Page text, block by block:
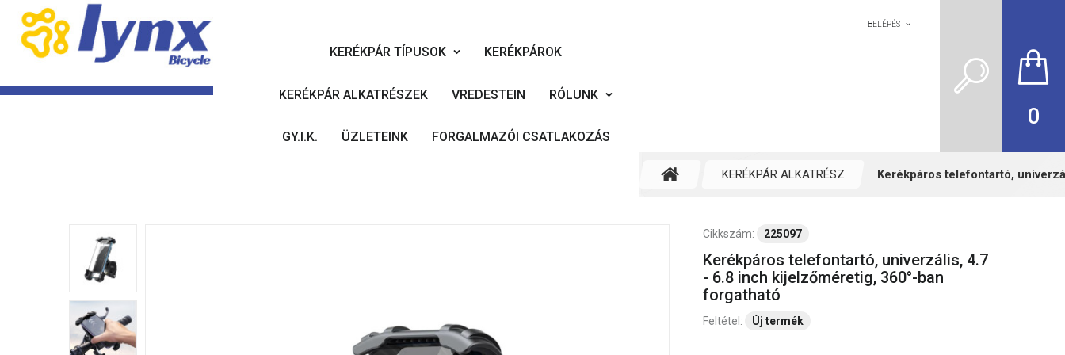
0
BELÉPÉS
KERÉKPÁR TÍPUSOK KERÉKPÁROK
KERÉKPÁR ALKATRÉSZEK VREDESTEIN RÓLUNK
GY.I.K. ÜZLETEINK FORGALMAZÓI CSATLAKOZÁS
KERÉKPÁR ALKATRÉSZ Kerékpáros telefontartó,
Cikkszám: 225097
Kerékpáros telefontartó, univerzális, 4.7
- 6.8 inch kijelzőméretig, 360°-ban
forgatható
Feltétel: Új termék